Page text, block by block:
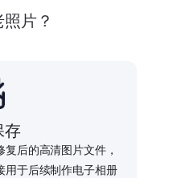
片？
存
后的高清图片文件，
用于后续制作电子相册